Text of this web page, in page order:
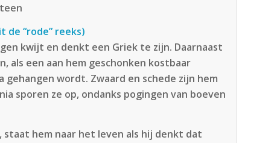
de “rode” reeks)
kwijt en denkt een Griek te zijn. Daarnaast
als een aan hem geschonken kostbaar
gehangen wordt. Zwaard en schede zijn hem
sporen ze op, ondanks pogingen van boeven
staat hem naar het leven als hij denkt dat